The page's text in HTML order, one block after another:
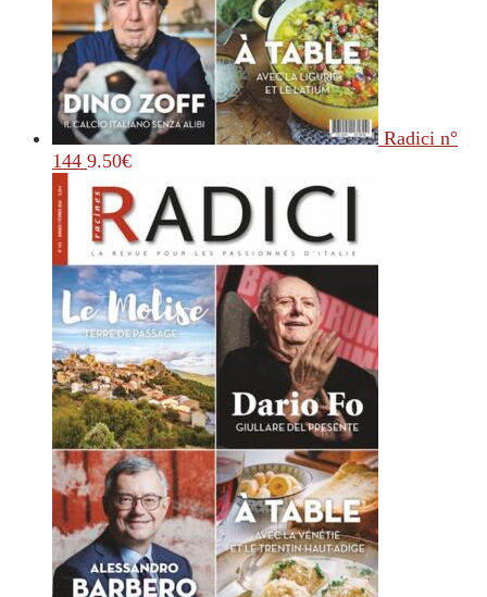
Radici n°
144 9.50€